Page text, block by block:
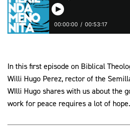
In this first episode on Biblical
Willi Hugo Perez, rector of the
WIlli Hugo shares with us about the
work for peace requires a lot of hope.